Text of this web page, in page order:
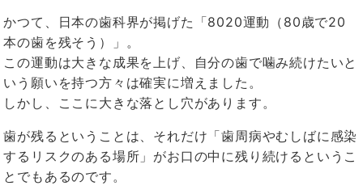
かつて、日本の歯科界が掲げた「8020運動（ 80歳で20
本の歯を残そう）」。
この運動は大きな成果を上げ、自分の歯で噛み続けたいと
いう願いを持つ方々は確実に増えました。
しかし、ここに大きな落とし穴があります。
歯が残るということは、それだけ「歯周病やむしばに感染
するリスクのある場所」がお口の中に残り続けるというこ
とでもあるのです。